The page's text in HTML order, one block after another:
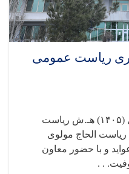
ریاست عمومی
نهمین نشست هیئت رهبری سال (۱۴۰۵) هـ.ش ریاست
الحاج مولوی
و با حضور معاون
. .